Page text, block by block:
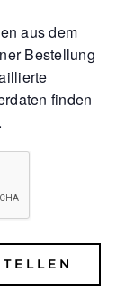
aus dem
Bestellung
finden
.